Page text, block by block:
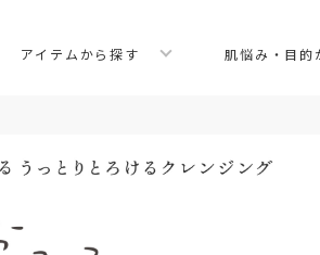
アイテムから探す 肌悩み・目的